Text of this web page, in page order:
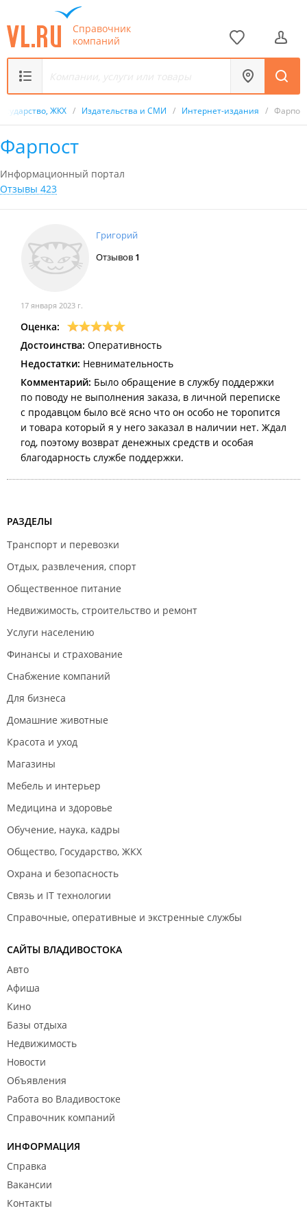
Справочник
компаний
ЖКХ / Издательства и СМИ / Интернет-издания /
Фарпост
Информационный портал
Отзывы 423
Григорий
Отзывов 1
17 января 2023 г.
Оценка:
Достоинства: Оперативность
Недостатки: Невнимательность
Комментарий: Было обращение в службу поддержки
по поводу не выполнения заказа, в личной переписке
с продавцом было всё ясно что он особо не торопится
и товара который я у него заказал в наличии нет. Ждал
год, поэтому возврат денежных средств и особая
благодарность службе поддержки.
РАЗДЕЛЫ
Транспорт и перевозки
Отдых, развлечения, спорт
Общественное питание
Недвижимость, строительство и ремонт
Услуги населению
Финансы и страхование
Снабжение компаний
Для бизнеса
Домашние животные
Красота и уход
Магазины
Мебель и интерьер
Медицина и здоровье
Обучение, наука, кадры
Общество, Государство, ЖКХ
Охрана и безопасность
Связь и IT технологии
Справочные, оперативные и экстренные службы
САЙТЫ ВЛАДИВОСТОКА
Авто
Афиша
Кино
Базы отдыха
Недвижимость
Новости
Объявления
Работа во Владивостоке
Справочник компаний
ИНФОРМАЦИЯ
Справка
Вакансии
Контакты